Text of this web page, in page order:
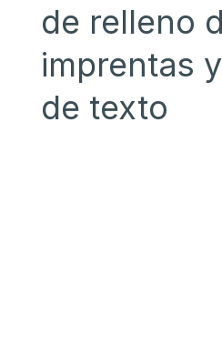
de relleno
imprentas
de texto